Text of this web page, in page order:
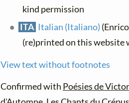
kind permission
ITA Italian (Italiano)
(re)printed on this website
View text without footnotes
Confirmed with Poésies de